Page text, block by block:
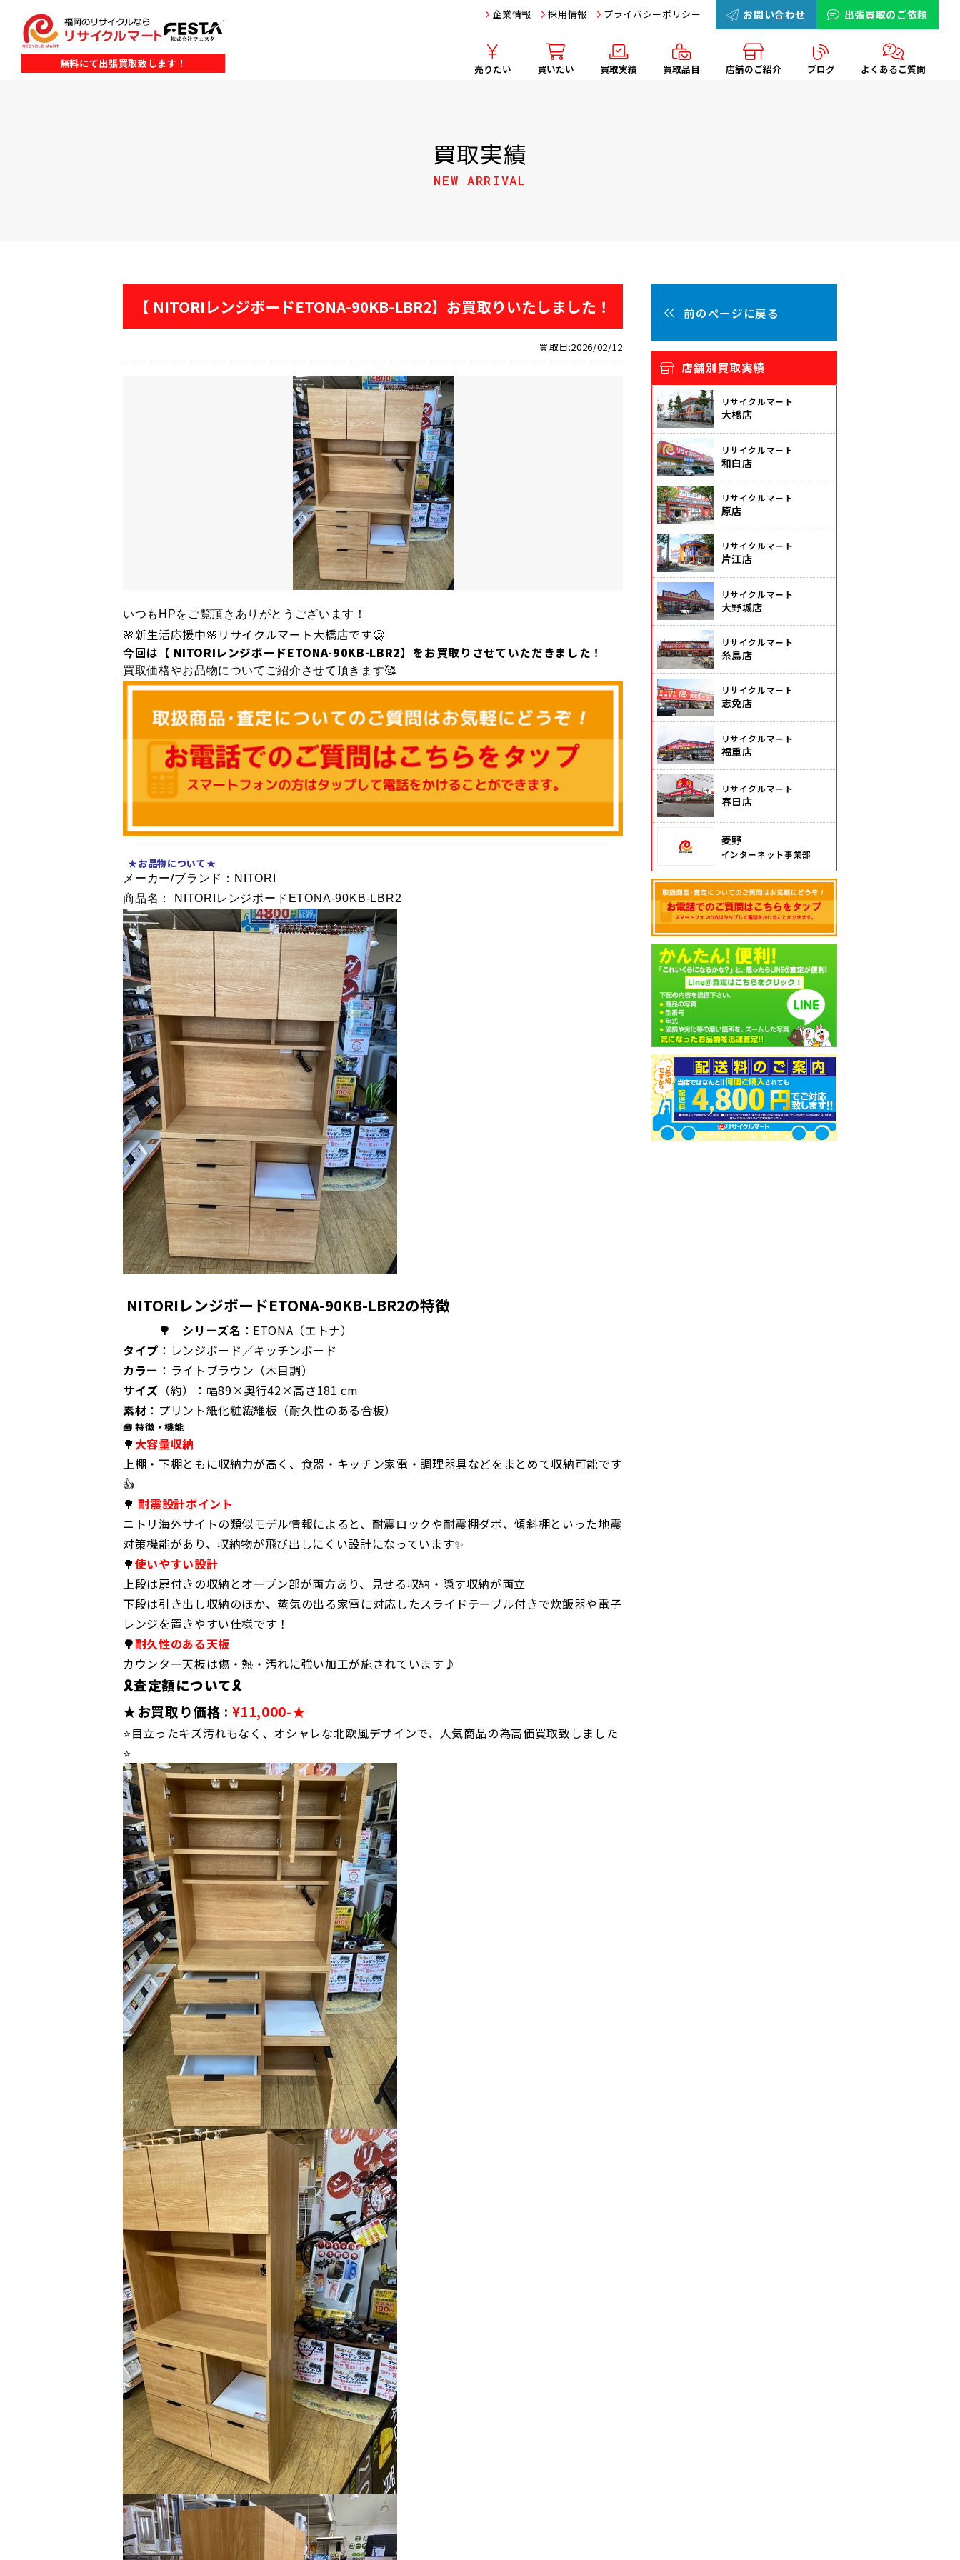
無料にて出張買取致します！
お問い合わせ 出張買取のご依頼
企業情報 採用情報 プライバシーポリシー
売りたい 買いたい 買取実績 買取品目 店舗のご紹介 ブログ よくあるご質問
買取実績
NEW ARRIVAL
【 NITORIレンジボードETONA-90KB-LBR2】お買取りいたしました！
買取日:2026/02/12
いつもHPをご覧頂きありがとうございます！
🌸新生活応援中🌸リサイクルマート大橋店です🤗
今回は 【 NITORIレンジボードETONA-90KB-LBR2】 をお買取りさせていただきました！
買取価格やお品物についてご紹介させて頂きます🥰
★お品物について★
メーカー/ブランド：NITORI
商品名： NITORIレンジボードETONA-90KB-LBR2
NITORIレンジボードETONA-90KB-LBR2の特徴
🌳 シリーズ名 ：ETONA（エトナ）
タイプ ：レンジボード／キッチンボード
カラー ：ライトブラウン（木目調）
サイズ （約）：幅89×奥行42×高さ181 cm
素材 ：プリント紙化粧繊維板（耐久性のある合板）
🧰 特徴・機能
🌳大容量収納
上棚・下棚ともに収納力が高く、食器・キッチン家電・調理器具などをまとめて収納可能です
👍
🌳耐震設計ポイント
ニトリ海外サイトの類似モデル情報によると、耐震ロックや耐震棚ダボ、傾斜棚といった地震
対策機能があり、収納物が飛び出しにくい設計になっています✨
🌳使いやすい設計
上段は扉付きの収納とオープン部が両方あり、見せる収納・隠す収納が両立
下段は引き出し収納のほか、蒸気の出る家電に対応したスライドテーブル付きで炊飯器や電子
レンジを置きやすい仕様です！
🌳耐久性のある天板
カウンター天板は傷・熱・汚れに強い加工が施されています♪
🎗️査定額について🎗️
★お買取り価格 : ¥11,000-★
⭐目立ったキズ汚れもなく、オシャレな北欧風デザインで、人気商品の為高価買取致しました
⭐
前のページに戻る
店舗別買取実績
リサイクルマート
大橋店
リサイクルマート
和白店
リサイクルマート
原店
リサイクルマート
片江店
リサイクルマート
大野城店
リサイクルマート
糸島店
リサイクルマート
志免店
リサイクルマート
福重店
リサイクルマート
春日店
麦野
インターネット事業部